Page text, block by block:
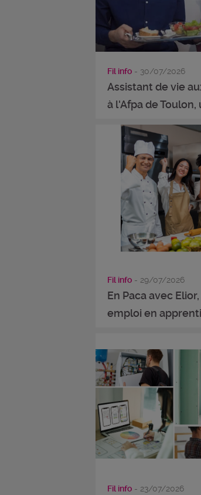
Fil info - 30/07/2026
Assistant de vie
à l'Afpa de Toulon,
Fil info - 29/07/2026
En Paca avec
emploi en
Fil info - 23/07/2026